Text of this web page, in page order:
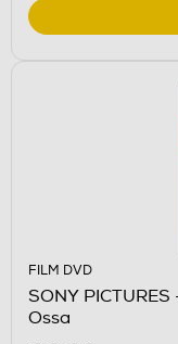
FILM DVD
SONY
Ossa